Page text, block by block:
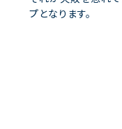
プとなります。